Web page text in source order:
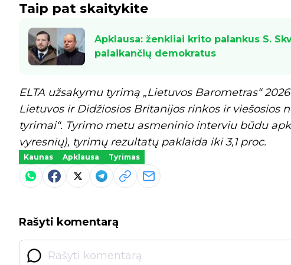
Taip pat skaitykite
Apklausa: ženkliai krito palankus S.
palaikančių demokratus
ELTA užsakymu tyrimą „Lietuvos Barometras“
Lietuvos ir Didžiosios Britanijos rinkos ir viešosios
tyrimai“. Tyrimo metu asmeninio interviu būdu
vyresnių), tyrimų rezultatų paklaida iki 3,1 proc.
Kaunas Apklausa Tyrimas
Rašyti komentarą